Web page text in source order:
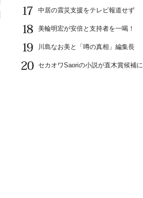
17
中居の震災支援をテレビ報道せず
18
美輪明宏が安倍と支持者を一喝！
19
川島なお美と「噂の真相」編集長
20
セカオワSaoriの小説が直木賞候補に